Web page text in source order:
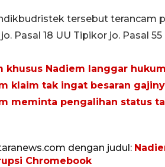
tersebut terancam
Pasal 18 UU Tipikor jo. Pasal 55
khusus Nadiem langgar
klaim tak ingat besaran
meminta pengalihan status
dengan judul:
Chromebook